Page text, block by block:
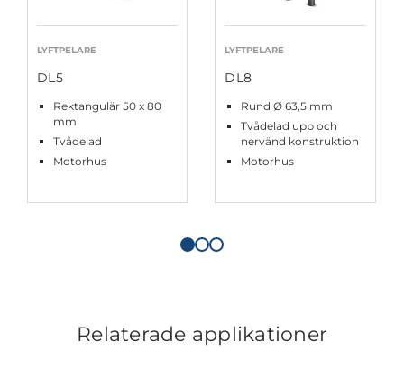
LYFTPELARE
DL5
Rektangulär 50 x 80
mm
Tvådelad
Motorhus
LYFTPELARE
DL8
Rund Ø 63,5 mm
Tvådelad upp och
nervänd konstruktion
Motorhus
Relaterade applikationer